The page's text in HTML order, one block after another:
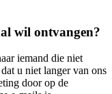
wil ontvangen?
iemand die niet
u niet langer van ons
door op de